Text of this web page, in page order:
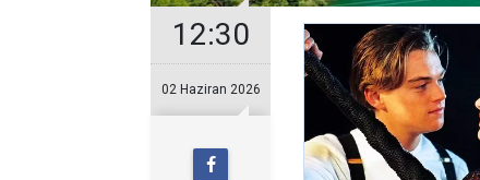
12:30
02 Haziran 2026